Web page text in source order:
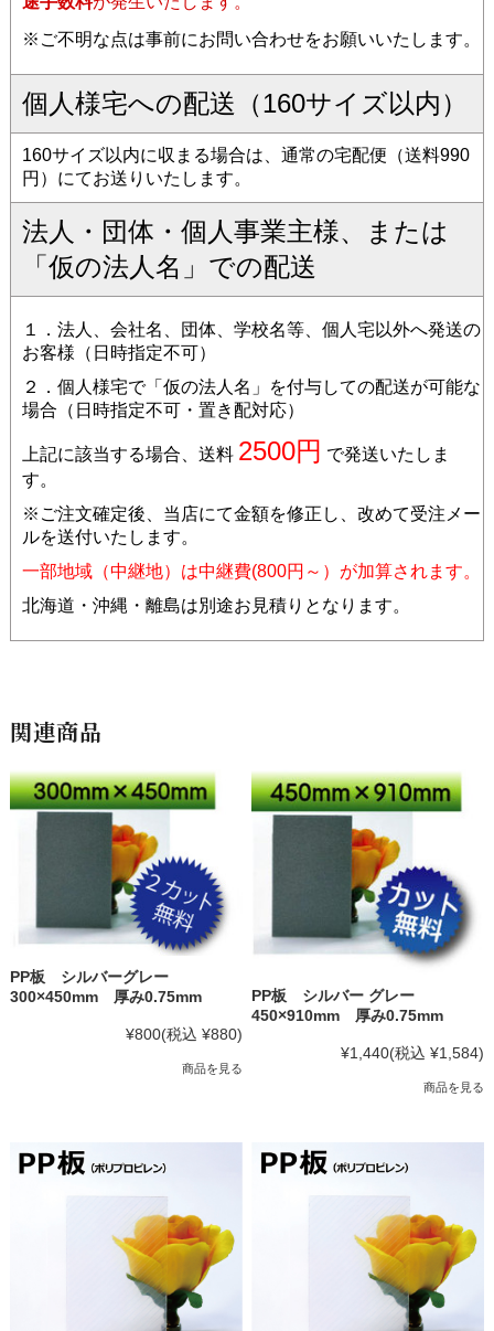
関連商品
PP板 シルバーグレー
300×450mm 厚み0.75mm
¥800(税込 ¥880)
商品を見る
PP板 シルバー グレー
450×910mm 厚み0.75mm
¥1,440(税込 ¥1,584)
商品を見る